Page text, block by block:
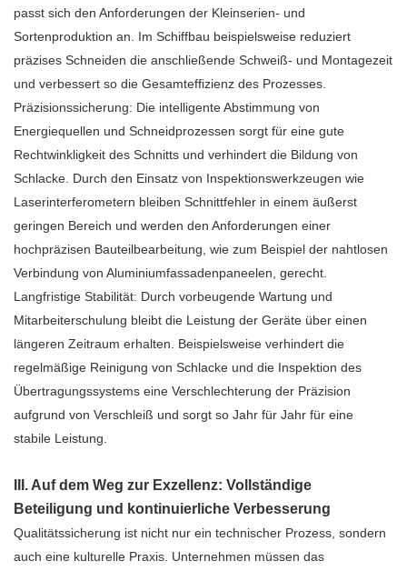
passt sich den Anforderungen der Kleinserien- und
Sortenproduktion an. Im Schiffbau beispielsweise reduziert
präzises Schneiden die anschließende Schweiß- und Montagezeit
und verbessert so die Gesamteffizienz des Prozesses.
Präzisionssicherung: Die intelligente Abstimmung von
Energiequellen und Schneidprozessen sorgt für eine gute
Rechtwinkligkeit des Schnitts und verhindert die Bildung von
Schlacke. Durch den Einsatz von Inspektionswerkzeugen wie
Laserinterferometern bleiben Schnittfehler in einem äußerst
geringen Bereich und werden den Anforderungen einer
hochpräzisen Bauteilbearbeitung, wie zum Beispiel der nahtlosen
Verbindung von Aluminiumfassadenpaneelen, gerecht.
Langfristige Stabilität: Durch vorbeugende Wartung und
Mitarbeiterschulung bleibt die Leistung der Geräte über einen
längeren Zeitraum erhalten. Beispielsweise verhindert die
regelmäßige Reinigung von Schlacke und die Inspektion des
Übertragungssystems eine Verschlechterung der Präzision
aufgrund von Verschleiß und sorgt so Jahr für Jahr für eine
stabile Leistung.
III. Auf dem Weg zur Exzellenz: Vollständige
Beteiligung und kontinuierliche Verbesserung
Qualitätssicherung ist nicht nur ein technischer Prozess, sondern
auch eine kulturelle Praxis. Unternehmen müssen das